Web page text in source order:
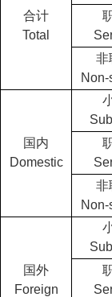
合计
Total
非
国内
Domestic
非
国外
Foreign